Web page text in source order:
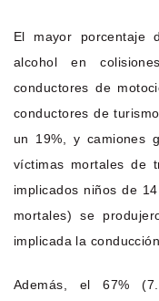
El mayor porcentaje
alcohol en
conductores de
conductores de
un 19%, y camiones
víctimas mortales de
implicados niños de
mortales) se
implicada la
Además, el 67%